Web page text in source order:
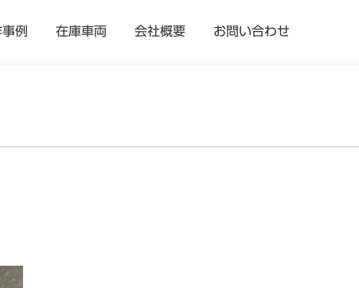
例 在庫車両 会社概要 お問い合わせ